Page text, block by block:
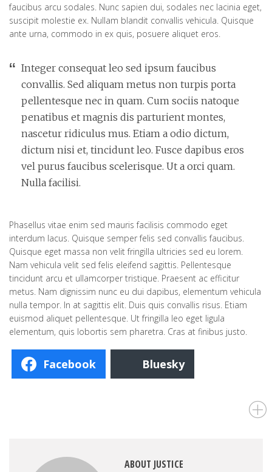
faucibus arcu sodales. Nunc sapien dui, sodales nec lacinia eget,
suscipit molestie ex. Nullam blandit convallis vehicula. Quisque
ante urna, commodo in ex quis, posuere aliquet eros.
Integer consequat leo sed ipsum faucibus
convallis. Sed aliquam metus non turpis porta
pellentesque nec in quam. Cum sociis natoque
penatibus et magnis dis parturient montes,
nascetur ridiculus mus. Etiam a odio dictum,
dictum nisi et, tincidunt leo. Fusce dapibus eros
vel purus faucibus scelerisque. Ut a orci quam.
Nulla facilisi.
Phasellus vitae enim sed mauris facilisis commodo eget
interdum lacus. Quisque semper felis sed convallis faucibus.
Quisque eget massa non velit fringilla ultricies sed eu lorem.
Nam vehicula velit sed felis eleifend sagittis. Pellentesque
tincidunt arcu et ullamcorper tristique. Praesent ac efficitur
metus. Nam dignissim nunc eu dui dapibus, elementum vehicula
nulla tempor. In at sagittis elit. Duis quis convallis risus. Etiam
euismod aliquet pellentesque. Ut fringilla leo eget ligula
elementum, quis lobortis sem pharetra. Cras at finibus justo.
Facebook Bluesky
ABOUT JUSTICE